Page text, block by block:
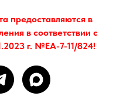
предоставляются в
в соответствии с
г. №ЕА-7-11/824!